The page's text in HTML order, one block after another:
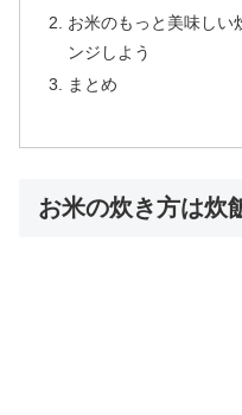
お米のもっと美味しい
ンジしよう
まとめ
お米の炊き方は炊